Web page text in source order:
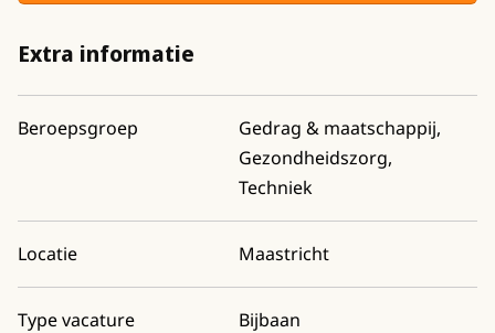
Extra informatie
Beroepsgroep
Gedrag & maatschappij,
Gezondheidszorg,
Techniek
Locatie Maastricht
Type vacature Bijbaan